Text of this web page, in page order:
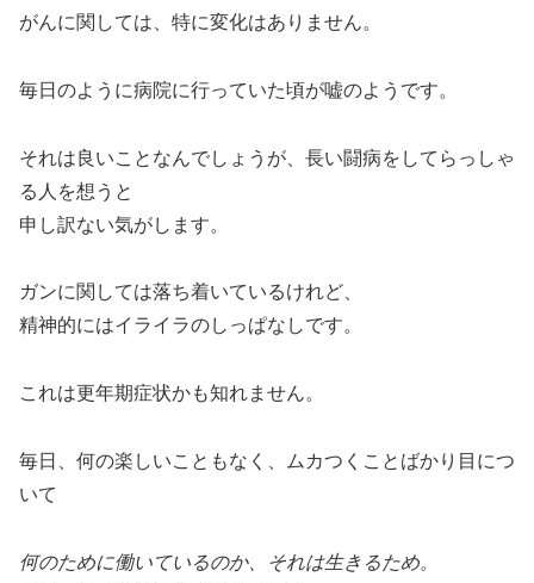
がんに関しては、特に変化はありません。
毎日のように病院に行っていた頃が嘘のようです。
それは良いことなんでしょうが、長い闘病をしてらっしゃ
る人を想うと
申し訳ない気がします。
ガンに関しては落ち着いているけれど、
精神的にはイライラのしっぱなしです。
これは更年期症状かも知れません。
毎日、何の楽しいこともなく、ムカつくことばかり目につ
いて
何のために働いているのか、それは生きるため。